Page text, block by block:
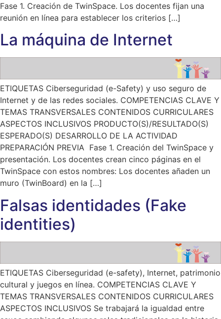
Fase 1. Creación de TwinSpace. Los docentes fijan una
reunión en línea para establecer los criterios […]
La máquina de Internet
ETIQUETAS Ciberseguridad (e-Safety) y uso seguro de
Internet y de las redes sociales. COMPETENCIAS CLAVE Y
TEMAS TRANSVERSALES CONTENIDOS CURRICULARES
ASPECTOS INCLUSIVOS PRODUCTO(S)/RESULTADO(S)
ESPERADO(S) DESARROLLO DE LA ACTIVIDAD
PREPARACIÓN PREVIA Fase 1. Creación del TwinSpace y
presentación. Los docentes crean cinco páginas en el
TwinSpace con estos nombres: Los docentes añaden un
muro (TwinBoard) en la […]
Falsas identidades (Fake
identities)
ETIQUETAS Ciberseguridad (e-safety), Internet, patrimonio
cultural y juegos en línea. COMPETENCIAS CLAVE Y
TEMAS TRANSVERSALES CONTENIDOS CURRICULARES
ASPECTOS INCLUSIVOS Se trabajará la igualdad entre